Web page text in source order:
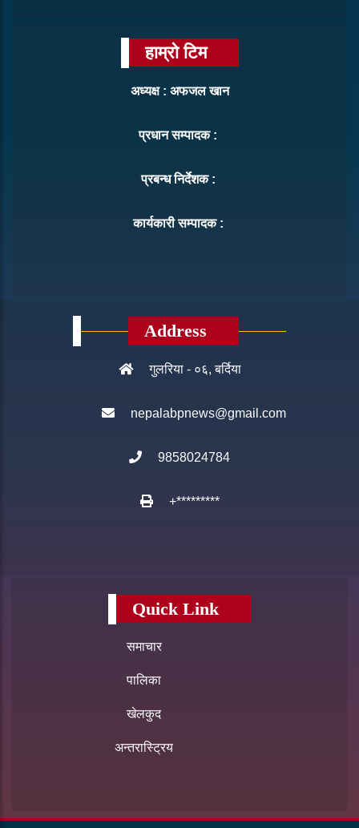
हाम्रो टिम
अध्यक्ष : अफजल खान
प्रधान सम्पादक :
प्रबन्ध निर्देशक :
कार्यकारी सम्पादक :
Address
गुलरिया - ०६, बर्दिया
nepalabpnews@gmail.com
9858024784
+*********
Quick Link
समाचार
पालिका
खेलकुद
अन्तरास्ट्रिय